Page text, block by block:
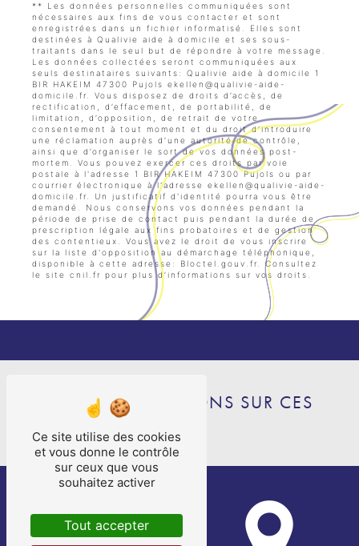
** Les données personnelles communiquées sont
nécessaires aux fins de vous contacter et sont
enregistrées dans un fichier informatisé. Elles sont
destinées à Qualivie aide à domicile et ses sous-
traitants dans le seul but de répondre à votre message.
Les données collectées seront communiquées aux
seuls destinataires suivants: Qualivie aide à domicile 1
BIR HAKEIM 47300 Pujols ekellen@qualivie-aide-
domicile.fr. Vous disposez de droits d’accès, de
rectification, d’effacement, de portabilité, de
limitation, d’opposition, de retrait de votre
consentement à tout moment et du droit d’introduire
une réclamation auprès d’une autorité de contrôle,
ainsi que d’organiser le sort de vos données post-
mortem. Vous pouvez exercer ces droits par voie
postale à l'adresse 1 BIR HAKEIM 47300 Pujols ou par
courrier électronique à l'adresse ekellen@qualivie-aide-
domicile.fr. Un justificatif d'identité pourra vous être
demandé. Nous conservons vos données pendant la
période de prise de contact puis pendant la durée de
prescription légale aux fins probatoires et de gestion
des contentieux. Vous avez le droit de vous inscrire
sur la liste d'opposition au démarchage téléphonique,
disponible à cette adresse: Bloctel.gouv.fr. Consultez
le site cnil.fr pour plus d’informations sur vos droits.
NOS INTERVENTIONS SUR CES
Ce site utilise des cookies
et vous donne le contrôle
sur ceux que vous
souhaitez activer
Tout accepter